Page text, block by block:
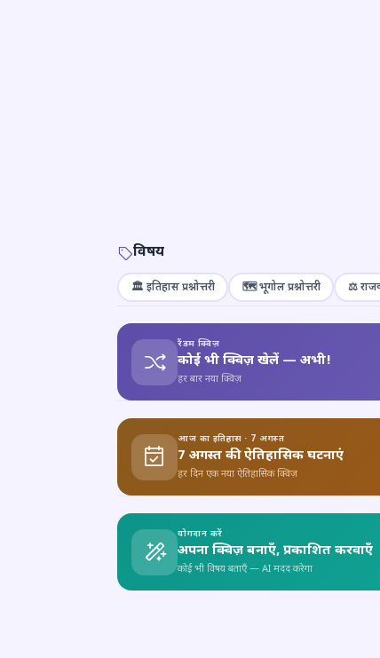
विषय
🏛️ इतिहास प्रश्नोत्तरी 🗺️ भूगोल प्रश्नोत्तरी ⚖️
रैंडम क्विज़
कोई भी क्विज़ खेलें — अभी!
हर बार नया क्विज़
आज का इतिहास · 7 अगस्त
7 अगस्त की ऐतिहासिक घटनाएं
हर दिन एक नया ऐतिहासिक क्विज़
योगदान करें
अपना क्विज़ बनाएँ, प्रकाशित करवाएँ
कोई भी विषय बताएँ — AI मदद करेगा